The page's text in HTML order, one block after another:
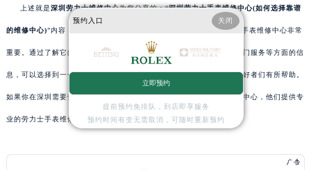
上述就是深圳劳力士维修中心为您分享的：“深圳劳力士手表维修中心(如何选择靠谱
的维修中心)”内容，希望对您有所帮助。总之，选择一个靠谱的劳力士手表维修中心非常
重要。通过了解它的口碑和评价、技术和设备、价格和服务、寄修和上门服务等方面的信
息，可以选择到一个靠谱的劳力士手表维修中心。希望本文能对手表爱好者们有所帮助。
如果你在深圳需要劳力士手表维修服务，可以选择深圳劳力士手表维修中心，他们提供专
业的劳力士手表维修服务，让你的劳力士手表焕发新生。
预约入口 关闭
立即预约
提前预约免排队，到店即享服务
预约时间有变无需取消，可随时重新预约